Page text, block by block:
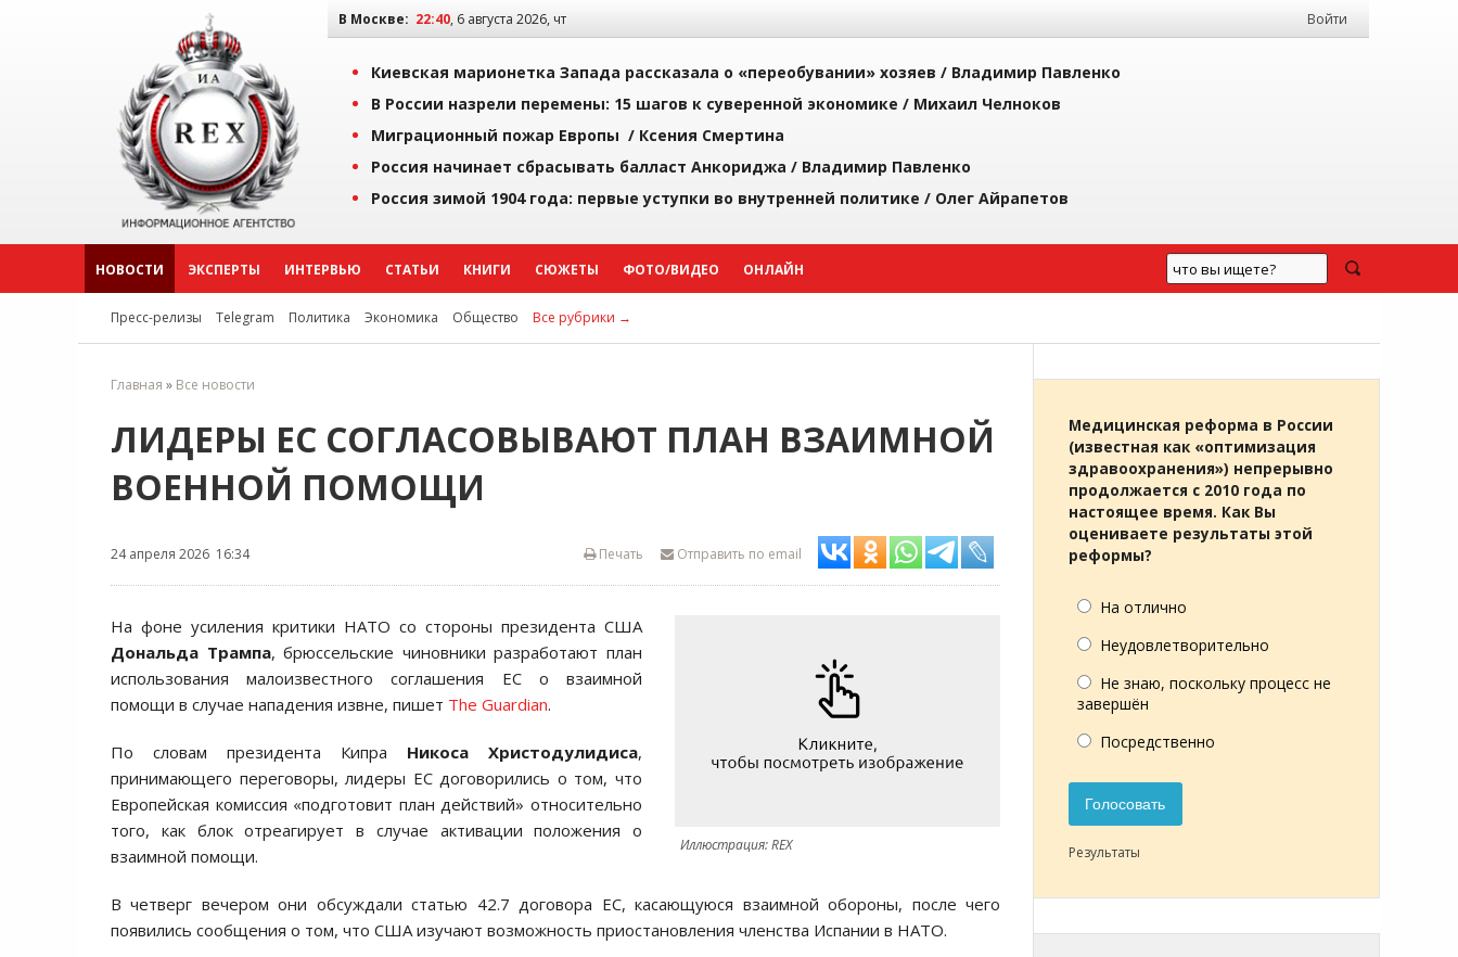
В Москве: 22:40, 6 августа 2026, чт Войти
Киевская марионетка Запада рассказала о «переобувании» хозяев / Владимир Павленко
В России назрели перемены: 15 шагов к суверенной экономике / Михаил Челноков
Миграционный пожар Европы / Ксения Смертина
Россия начинает сбрасывать балласт Анкориджа / Владимир Павленко
Россия зимой 1904 года: первые уступки во внутренней политике / Олег Айрапетов
НОВОСТИ ЭКСПЕРТЫ ИНТЕРВЬЮ СТАТЬИ КНИГИ СЮЖЕТЫ ФОТО/ВИДЕО ОНЛАЙН
Пресс-релизы Telegram Политика Экономика Общество Все рубрики →
Главная » Все новости
ЛИДЕРЫ ЕС СОГЛАСОВЫВАЮТ ПЛАН ВЗАИМНОЙ
ВОЕННОЙ ПОМОЩИ
24 апреля 2026 16:34 Отправить по email
Печать
Иллюстрация: REX
На фоне усиления критики НАТО со стороны президента США
Дональда Трампа, брюссельские чиновники разработают план
использования малоизвестного соглашения ЕС о взаимной
помощи в случае нападения извне, пишет The Guardian.
По словам президента Кипра Никоса Христодулидиса,
принимающего переговоры, лидеры ЕС договорились о том, что
Европейская комиссия «подготовит план действий» относительно
того, как блок отреагирует в случае активации положения о
взаимной помощи.
В четверг вечером они обсуждали статью 42.7 договора ЕС, касающуюся взаимной обороны, после чего
появились сообщения о том, что США изучают возможность приостановления членства Испании в НАТО.
Медицинская реформа в России
(известная как «оптимизация
здравоохранения») непрерывно
продолжается с 2010 года по
настоящее время. Как Вы
оцениваете результаты этой
реформы?
На отлично
Неудовлетворительно
Не знаю, поскольку процесс не
завершён
Посредственно
Голосовать
Результаты